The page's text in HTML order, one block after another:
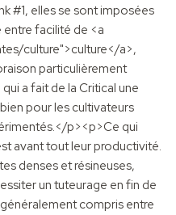
#1, elles se sont imposées
entre facilité de <a
culture">culture</a>,
particulièrement
a fait de la Critical une
pour les cultivateurs
p><p>Ce qui
avant tout leur productivité.
denses et résineuses,
un tuteurage en fin de
compris entre